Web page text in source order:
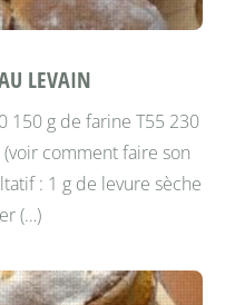
LEVAIN
150 g de farine T55 230
comment faire son
: 1 g de levure sèche
(…)